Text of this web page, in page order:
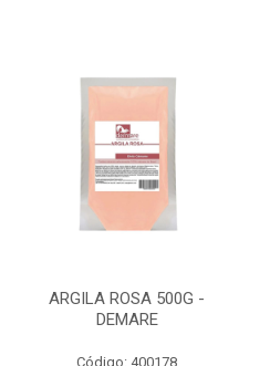
ARGILA ROSA 500G -
DEMARE
Código: 400178